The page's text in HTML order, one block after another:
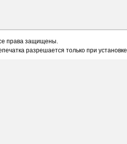
права защищены.
разрешается только при